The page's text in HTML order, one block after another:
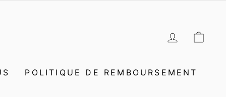
SE
POLITIQUE DE REMBOURSEMENT